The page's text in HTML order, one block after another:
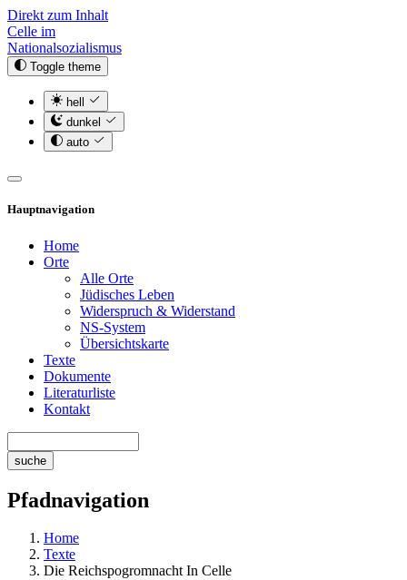
Direkt zum Inhalt
Celle im
Nationalsozialismus
Toggle theme
hell
dunkel
auto
Hauptnavigation
Home
Orte
Alle Orte
Jüdisches Leben
Widerspruch & Widerstand
NS-System
Übersichtskarte
Texte
Dokumente
Literaturliste
Kontakt
Pfadnavigation
Home
Texte
Die Reichspogromnacht In Celle